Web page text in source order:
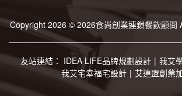
Copyright 2026 © 2026食尚創業連鎖餐飲顧問
友站連結： IDEA LIFE品牌規劃設計 | 我艾
我艾宅幸福宅設計 | 艾連盟創業